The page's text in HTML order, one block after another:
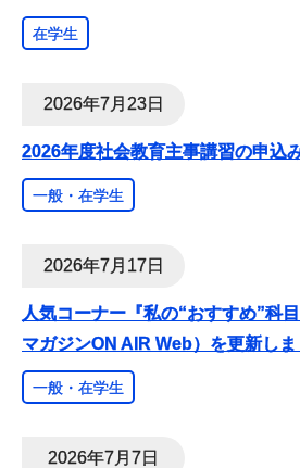
在学生
2026年7月23日
2026年度社会教育主事講習の申込
一般・在学生
2026年7月17日
人気コーナー『私の“おすすめ”科
マガジンON AIR Web）を更新しま
一般・在学生
2026年7月7日